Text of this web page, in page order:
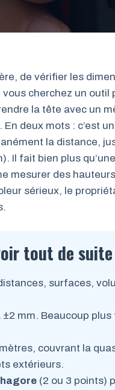
de vérifier les
cherchez un outil
la tête avec un
deux mots : c’est
la distance,
Il fait bien plus
mesurer des
sérieux, le
tout de suite
surfaces,
±2 mm. Beaucoup
couvrant la
extérieurs.
(2 ou 3 points)